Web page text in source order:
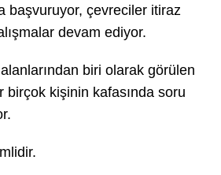
başvuruyor, çevreciler itiraz
devam ediyor.
biri olarak görülen
birçok kişinin kafasında soru